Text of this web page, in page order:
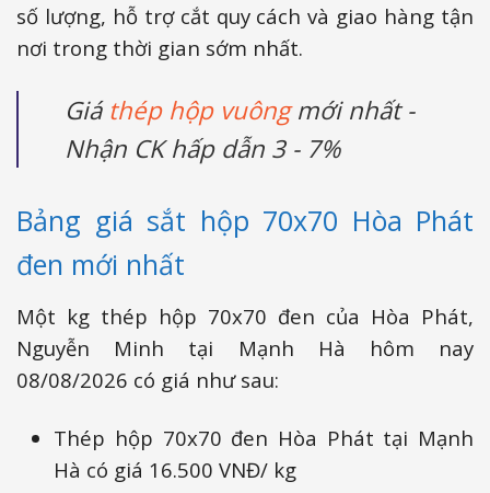
số lượng, hỗ trợ cắt quy cách và giao hàng tận
nơi trong thời gian sớm nhất.
Giáthép hộp vuôngmới nhất -
Nhận CK hấp dẫn 3 - 7%
Bảng giá sắt hộp 70x70 Hòa Phát
đen mới nhất
Một kg thép hộp 70x70 đen của Hòa Phát,
Nguyễn Minh tại Mạnh Hà hôm nay
08/08/2026 có giá như sau:
Thép hộp 70x70 đen Hòa Phát tại Mạnh
Hà có giá 16.500 VNĐ/ kg